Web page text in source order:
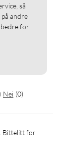
så
på andre
bedre for
Nei (0)